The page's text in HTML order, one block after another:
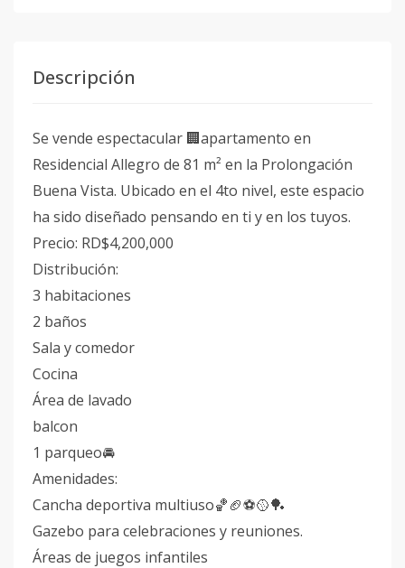
Descripción
Se vende espectacular 🏢apartamento en
Residencial Allegro de 81 m² en la Prolongación
Buena Vista. Ubicado en el 4to nivel, este espacio
ha sido diseñado pensando en ti y en los tuyos.
Precio: RD$4,200,000
Distribución:
3 habitaciones
2 baños
Sala y comedor
Cocina
Área de lavado
balcon
1 parqueo🚘
Amenidades:
Cancha deportiva multiuso🏀🏈⚽️🥎🏓
Gazebo para celebraciones y reuniones.
Áreas de juegos infantiles